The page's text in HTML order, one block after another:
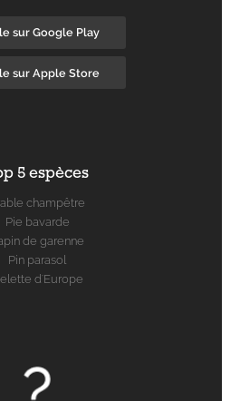
sur Google Play
sur Apple Store
5 espèces
champêtre
Pie bavarde
de garenne
Pin parasol
d'Europe